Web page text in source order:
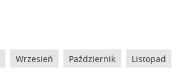
Wrzesień Październik Listopad